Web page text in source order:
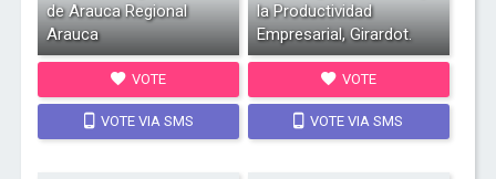
de Arauca Regional
Arauca
VOTE
VOTE VIA SMS
la Productividad
Empresarial, Girardot.
VOTE
VOTE VIA SMS